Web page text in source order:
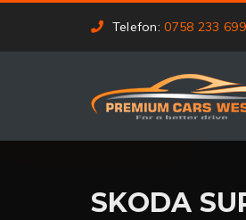
Telefon:0758 233 699
SKODA